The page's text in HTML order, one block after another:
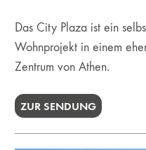
Das City Plaza ist ein
Wohnprojekt in einem
Zentrum von Athen.
ZUR SENDUNG